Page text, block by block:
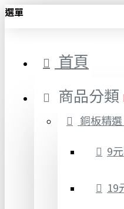
選單
首頁
商品分類
銅板精選
9
19